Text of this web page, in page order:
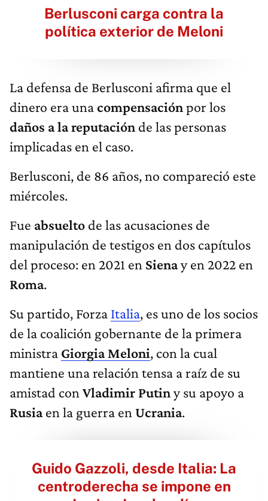
Berlusconi carga contra la
política exterior de Meloni
La defensa de Berlusconi afirma que el
dinero era unacompensaciónpor los
daños a la reputación de las personas
implicadas en el caso.
Berlusconi, de 86 años, no compareció este
miércoles.
Fue absuelto de las acusaciones de
manipulación de testigos en dos capítulos
del proceso: en 2021 en Sienay en 2022 en
Roma.
Su partido, Forza Italia, es uno de los socios
de la coalición gobernante de la primera
ministra Giorgia Meloni, con la cual
mantiene una relación tensa a raíz de su
amistad con Vladimir Putiny su apoyo a
Rusiaen la guerra en Ucrania.
Guido Gazzoli, desde Italia: La
centroderecha se impone en